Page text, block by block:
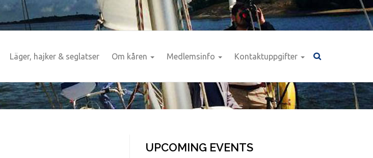
Läger, hajker & seglatser Om kåren Medlemsinfo Kontaktuppgifter
UPCOMING EVENTS